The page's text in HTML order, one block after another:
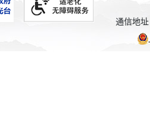
通信地